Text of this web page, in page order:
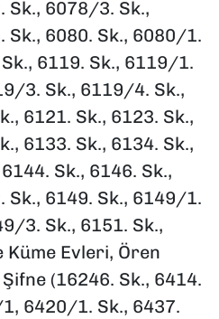
6078/3. Sk.,
6080. Sk., 6080/1.
6119. Sk., 6119/1.
3. Sk., 6119/4. Sk.,
6121. Sk., 6123. Sk.,
6133. Sk., 6134. Sk.,
Sk., 6146. Sk.,
6149. Sk., 6149/1.
3. Sk., 6151. Sk.,
Küme Evleri, Ören
(16246. Sk., 6414.
6420/1. Sk., 6437.